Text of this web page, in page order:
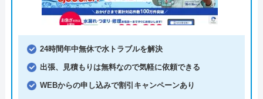
24時間年中無休で水トラブルを解決
出張、見積もりは無料なので気軽に依頼できる
WEBからの申し込みで割引キャンペーンあり